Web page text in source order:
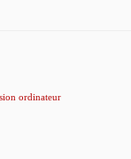
ordinateur